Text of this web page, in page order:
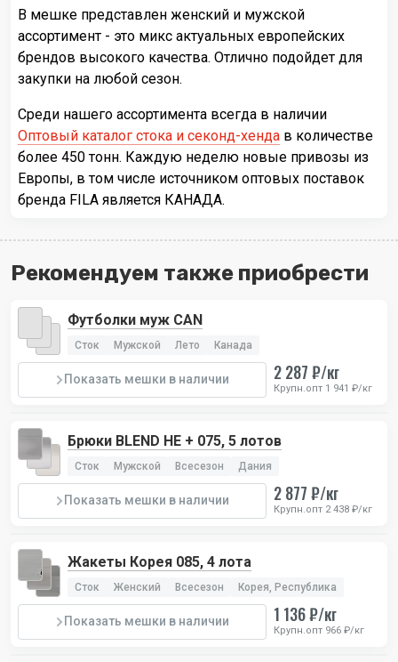
В мешке представлен женский и мужской
ассортимент - это микс актуальных европейских
брендов высокого качества. Отлично подойдет для
закупки на любой сезон.
Среди нашего ассортимента всегда в наличии
Оптовый каталог стока и секонд-хенда в количестве
более 450 тонн. Каждую неделю новые привозы из
Европы, в том числе источником оптовых поставок
бренда FILA является КАНАДА.
Рекомендуем также приобрести
Футболки муж CAN
Сток Мужской Лето Канада
Показать мешки в наличии 2 287 ₽/кг
Крупн.опт 1 941 ₽/кг
Брюки BLEND HE + 075, 5 лотов
Сток Мужской Всесезон Дания
Показать мешки в наличии 2 877 ₽/кг
Крупн.опт 2 438 ₽/кг
Жакеты Корея 085, 4 лота
Сток Женский Всесезон Корея, Республика
Показать мешки в наличии 1 136 ₽/кг
Крупн.опт 966 ₽/кг